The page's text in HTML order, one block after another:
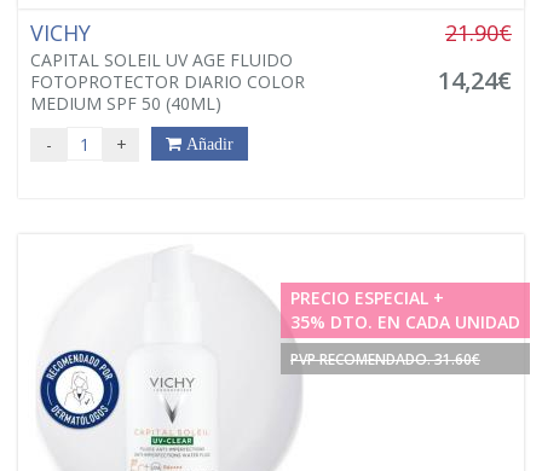
VICHY
CAPITAL SOLEIL UV AGE FLUIDO
FOTOPROTECTOR DIARIO COLOR
MEDIUM SPF 50 (40ML)
21.90€
14,24€
- + Añadir
PRECIO ESPECIAL +
35% DTO. EN CADA UNIDAD
PVP RECOMENDADO. 31.60€